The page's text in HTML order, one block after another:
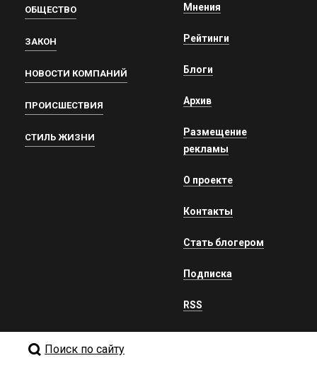
ОБЩЕСТВО
ЗАКОН
НОВОСТИ КОМПАНИЙ
ПРОИСШЕСТВИЯ
СТИЛЬ ЖИЗНИ
Мнения
Рейтинги
Блоги
Архив
Размещение
рекламы
О проекте
Контакты
Стать блогером
Подписка
RSS
Поиск по сайту